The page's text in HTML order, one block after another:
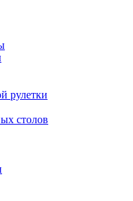
рулетки
столов